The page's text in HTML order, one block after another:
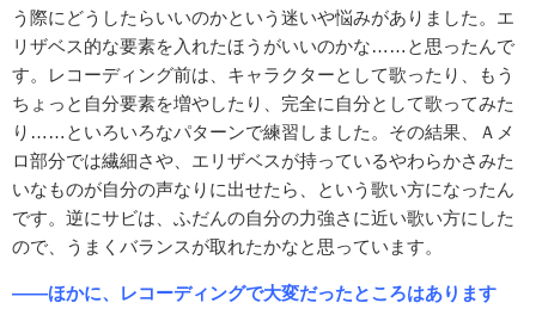
う際にどうしたらいいのかという迷いや悩みがありました。エ
リザベス的な要素を入れたほうがいいのかな……と思ったんで
す。レコーディング前は、キャラクターとして歌ったり、もう
ちょっと自分要素を増やしたり、完全に自分として歌ってみた
り……といろいろなパターンで練習しました。その結果、Ａメ
ロ部分では繊細さや、エリザベスが持っているやわらかさみた
いなものが自分の声なりに出せたら、という歌い方になったん
です。逆にサビは、ふだんの自分の力強さに近い歌い方にした
ので、うまくバランスが取れたかなと思っています。
――ほかに、レコーディングで大変だったところはあります